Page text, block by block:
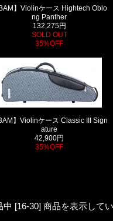
BAM】Violinケース Hightech Oblo
ng Panther
132,275円
SOLD OUT
35%OFF
BAM】Violinケース Classic III Sign
ature
42,900円
35%OFF
中 [16-30] 商品を表示してい